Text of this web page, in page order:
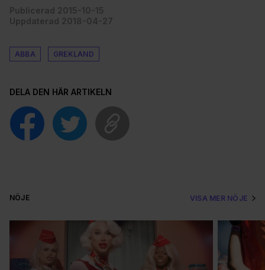
Publicerad 2015-10-15
Uppdaterad 2018-04-27
ABBA GREKLAND
DELA DEN HÄR ARTIKELN
NÖJE VISA MER NÖJE